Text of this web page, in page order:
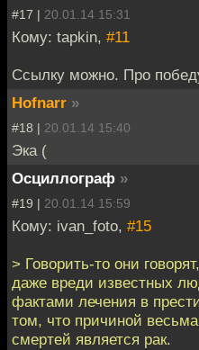
#17 | 20.01.14 15:31
Кому: tapkin, #11
Ссылку можно. Про
Hofnarr »
#18 | 20.01.14 15:40
Эка (
Осциллограф »
#19 | 20.01.14 15:59
Кому: ivan_foto, #15
> Говорить-то они
даже вреди известных
фактами лечения в
том, что причиной
смертей является рак.